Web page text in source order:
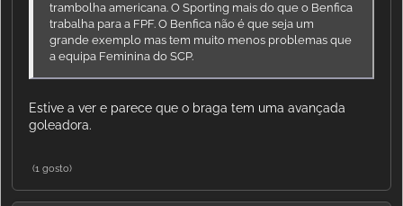
trambolha americana. O Sporting mais do que o Benfica
trabalha para a FPF. O Benfica não é que seja um
grande exemplo mas tem muito menos problemas que
a equipa Feminina do SCP.
Estive a ver e parece que o braga tem uma avançada
goleadora.
(1 gosto)